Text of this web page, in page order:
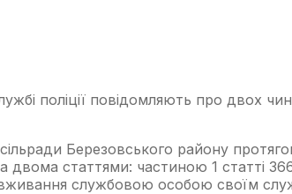
поліції повідомляють про двох
Березовського району
двома статтями: частиною 1 статті
службовою особою своїм